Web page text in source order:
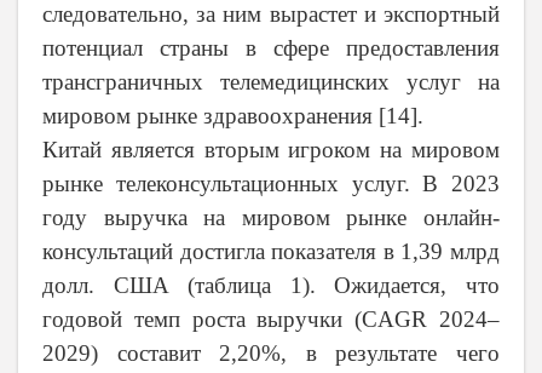
следовательно, за ним вырастет и экспортный
потенциал страны в сфере предоставления
трансграничных телемедицинских услуг на
мировом рынке здравоохранения [14].
Китай является вторым игроком на мировом
рынке телеконсультационных услуг. В 2023
году выручка на мировом рынке онлайн-
консультаций достигла показателя в 1,39 млрд
долл. США (таблица 1). Ожидается, что
годовой темп роста выручки (CAGR 2024–
2029) составит 2,20%, в результате чего